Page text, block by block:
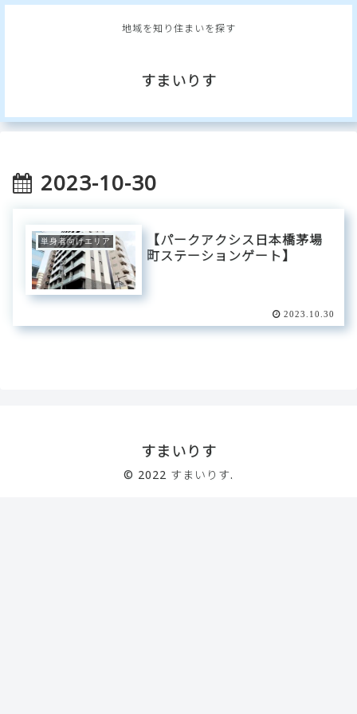
地域を知り住まいを探す
すまいりす
2023-10-30
単身者向けエリア
【パークアクシス日本橋茅場
町ステーションゲート】
2023.10.30
すまいりす
© 2022 すまいりす.